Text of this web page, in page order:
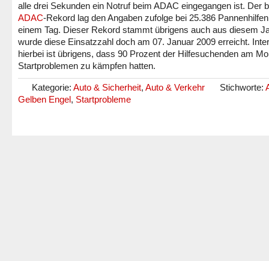
alle drei Sekunden ein Notruf beim ADAC eingegangen ist. Der
ADAC-Rekord lag den Angaben zufolge bei 25.386
einem Tag. Dieser Rekord stammt übrigens auch aus diesem
wurde diese Einsatzzahl doch am 07. Januar 2009 erreicht.
hierbei ist übrigens, dass 90 Prozent der Hilfesuchenden am
Startproblemen zu kämpfen hatten.
Kategorie: Auto & Sicherheit, Auto & Verkehr Stichworte:
Gelben Engel, Startprobleme